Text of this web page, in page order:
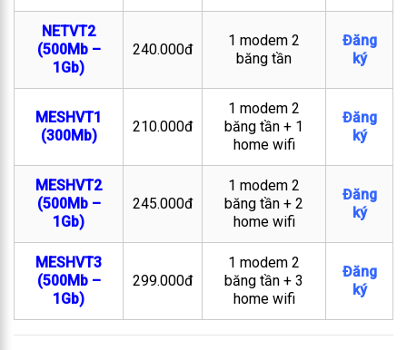
NETVT2
(500Mb –
1Gb)
240.000đ
1 modem 2
băng tần
Đăng
ký
MESHVT1
(300Mb)
210.000đ
1 modem 2
băng tần + 1
home wifi
Đăng
ký
MESHVT2
(500Mb –
1Gb)
245.000đ
1 modem 2
băng tần + 2
home wifi
Đăng
ký
MESHVT3
(500Mb –
1Gb)
299.000đ
1 modem 2
băng tần + 3
home wifi
Đăng
ký